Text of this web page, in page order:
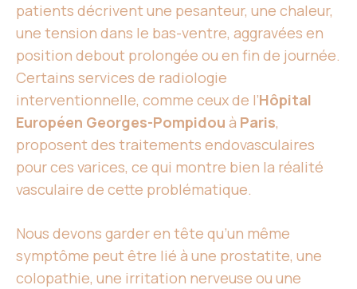
patients décrivent une pesanteur, une chaleur,
une tension dans le bas-ventre, aggravées en
position debout prolongée ou en fin de journée.
Certains services de radiologie
interventionnelle, comme ceux de l’Hôpital
Européen Georges-Pompidou à Paris,
proposent des traitements endovasculaires
pour ces varices, ce qui montre bien la réalité
vasculaire de cette problématique.
Nous devons garder en tête qu’un même
symptôme peut être lié à une prostatite, une
colopathie, une irritation nerveuse ou une